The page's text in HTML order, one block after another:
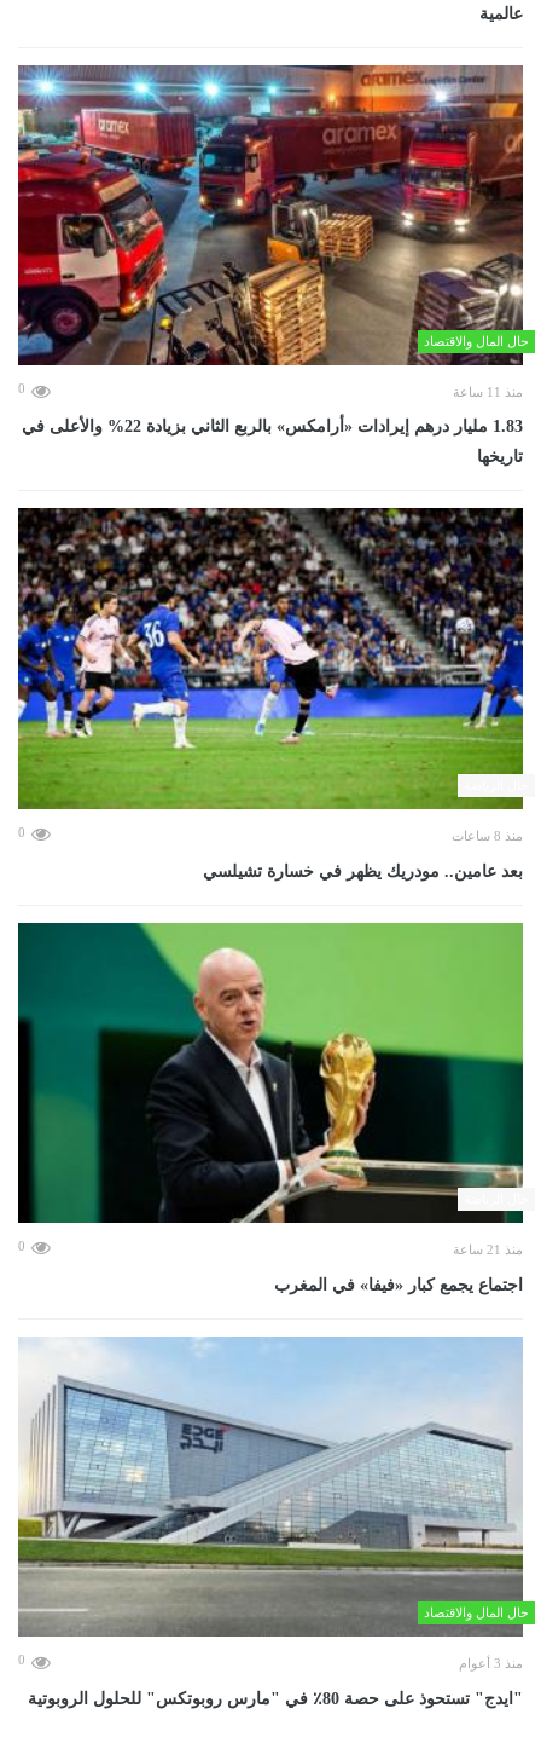
عالمية
حال المال والاقتصاد
منذ 11 ساعة 0
‏1.83 مليار درهم إيرادات «أرامكس» بالربع الثاني بزيادة 22% والأعلى في
تاريخها
منذ 8 ساعات 0
بعد عامين.. مودريك يظهر في خسارة تشيلسي
منذ 21 ساعة 0
اجتماع يجمع كبار «فيفا» في المغرب
حال المال والاقتصاد
منذ 3 أعوام 0
"ايدج" تستحوذ على حصة 80٪ في "مارس روبوتكس" للحلول الروبوتية